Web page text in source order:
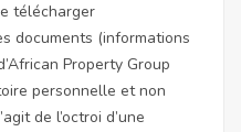
télécharger
documents (informations
Property Group
personnelle et non
de l’octroi d’une